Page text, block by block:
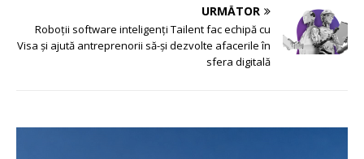
URMĂTOR
Roboții software inteligenți Tailent fac echipă cu
Visa și ajută antreprenorii să-și dezvolte afacerile în
sfera digitală